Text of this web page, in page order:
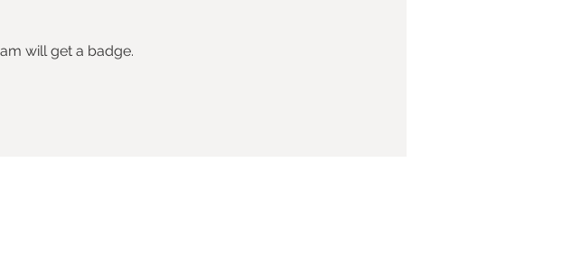
will get a badge.